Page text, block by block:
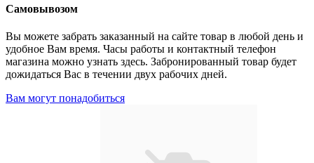
Самовывозом
Вы можете забрать заказанный на сайте товар в любой день и
удобное Вам время. Часы работы и контактный телефон
магазина можно узнать здесь. Забронированный товар будет
дожидаться Вас в течении двух рабочих дней.
Вам могут понадобиться